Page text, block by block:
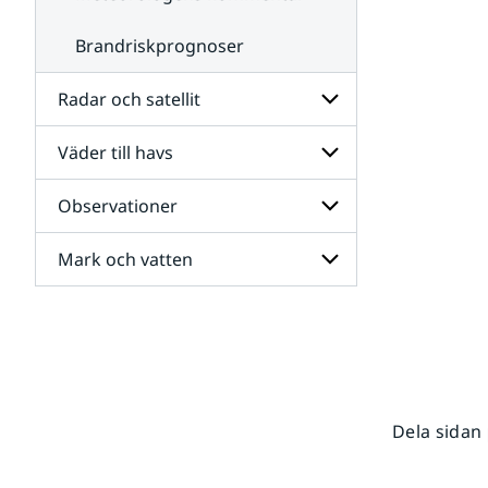
Brandriskprognoser
Radar och satellit
Undersidor
för
Radar
och
satellit
Väder till havs
Undersidor
för
Väder
till
havs
Observationer
Undersidor
för
Mark och vatten
Dela sidan